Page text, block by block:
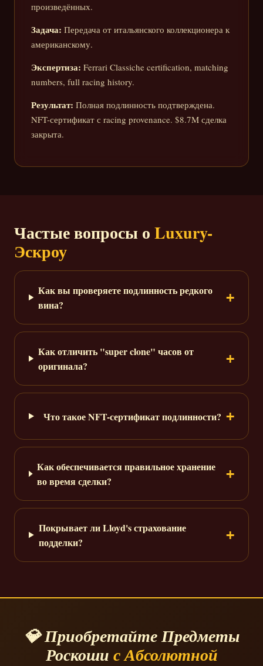
произведённых.
Задача: Передача от итальянского коллекционера к
американскому.
Экспертиза: Ferrari Classiche certification, matching
numbers, full racing history.
Результат: Полная подлинность подтверждена.
NFT-сертификат с racing provenance. $8.7M сделка
закрыта.
Частые вопросы оLuxury-
Эскроу
Как вы проверяете подлинность редкого
вина?
Как отличить "super clone" часов от
оригинала?
Что такое NFT-сертификат подлинности?
Как обеспечивается правильное хранение
во время сделки?
Покрывает ли Lloyd's страхование
подделки?
💎 Приобретайте Предметы
Роскоши с Абсолютной